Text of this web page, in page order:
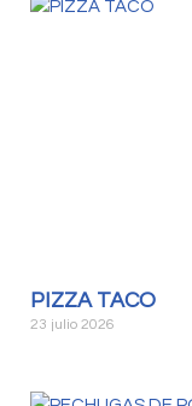
PIZZA TACO
23 julio 2026